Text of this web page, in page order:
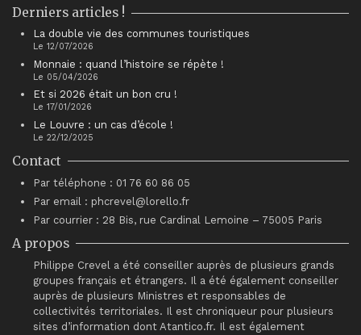
Derniers articles !
La double vie des communes touristiques
Le 12/07/2026
Monnaie : quand l’histoire se répète !
Le 05/04/2026
Et si 2026 était un bon cru !
Le 17/01/2026
Le Louvre : un cas d’école !
Le 22/12/2025
Contact
Par téléphone : 01 76 60 86 05
Par email : phcrevel@lorello.fr
Par courrier : 28 Bis, rue Cardinal Lemoine – 75005 Paris
A propos
Philippe Crevel a été conseiller auprès de plusieurs grands
groupes français et étrangers. Il a été également conseiller
auprès de plusieurs Ministres et responsables de
collectivités territoriales. Il est chroniqueur pour plusieurs
sites d’information dont Atantico.fr. Il est également